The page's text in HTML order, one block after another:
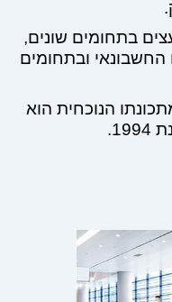
בתחומים שונים,
ובתחומים
נוסד בשנת 1988 ובמתכונתו הנוכחית הוא